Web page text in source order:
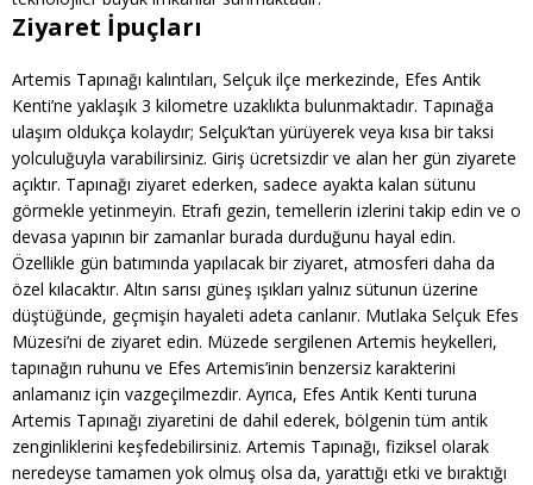
Ziyaret İpuçları
Artemis Tapınağı kalıntıları, Selçuk ilçe merkezinde, Efes Antik
Kenti’ne yaklaşık 3 kilometre uzaklıkta bulunmaktadır. Tapınağa
ulaşım oldukça kolaydır; Selçuk’tan yürüyerek veya kısa bir taksi
yolculuğuyla varabilirsiniz. Giriş ücretsizdir ve alan her gün ziyarete
açıktır. Tapınağı ziyaret ederken, sadece ayakta kalan sütunu
görmekle yetinmeyin. Etrafı gezin, temellerin izlerini takip edin ve o
devasa yapının bir zamanlar burada durduğunu hayal edin.
Özellikle gün batımında yapılacak bir ziyaret, atmosferi daha da
özel kılacaktır. Altın sarısı güneş ışıkları yalnız sütunun üzerine
düştüğünde, geçmişin hayaleti adeta canlanır. Mutlaka Selçuk Efes
Müzesi’ni de ziyaret edin. Müzede sergilenen Artemis heykelleri,
tapınağın ruhunu ve Efes Artemis’inin benzersiz karakterini
anlamanız için vazgeçilmezdir. Ayrıca, Efes Antik Kenti turuna
Artemis Tapınağı ziyaretini de dahil ederek, bölgenin tüm antik
zenginliklerini keşfedebilirsiniz. Artemis Tapınağı, fiziksel olarak
neredeyse tamamen yok olmuş olsa da, yarattığı etki ve bıraktığı